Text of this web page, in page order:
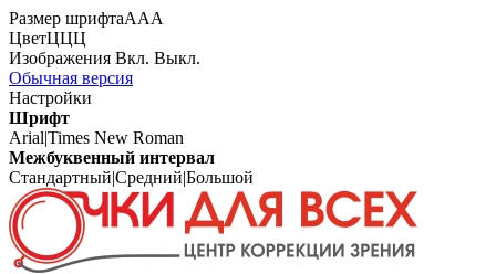
Размер шрифтаААА
ЦветЦЦЦ
Изображения Вкл. Выкл.
Обычная версия
Настройки
Шрифт
Arial|Times New Roman
Межбуквенный интервал
Стандартный|Средний|Большой